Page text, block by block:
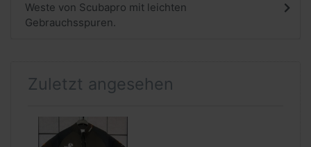
Weste von Scubapro mit leichten
Gebrauchsspuren.
Zuletzt angesehen